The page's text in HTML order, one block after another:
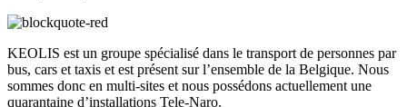
KEOLIS est un groupe spécialisé dans le transport de personnes par
bus, cars et taxis et est présent sur l’ensemble de la Belgique. Nous
sommes donc en multi-sites et nous possédons actuellement une
quarantaine d’installations Tele-Naro.